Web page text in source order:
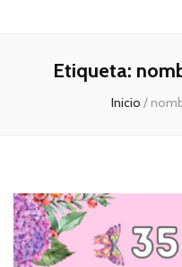
Etiqueta:
Inicio /